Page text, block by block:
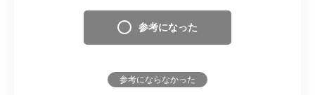
参考になった
参考にならなかった